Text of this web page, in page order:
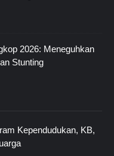
2026: Meneguhkan
Stunting
Kependudukan, KB,